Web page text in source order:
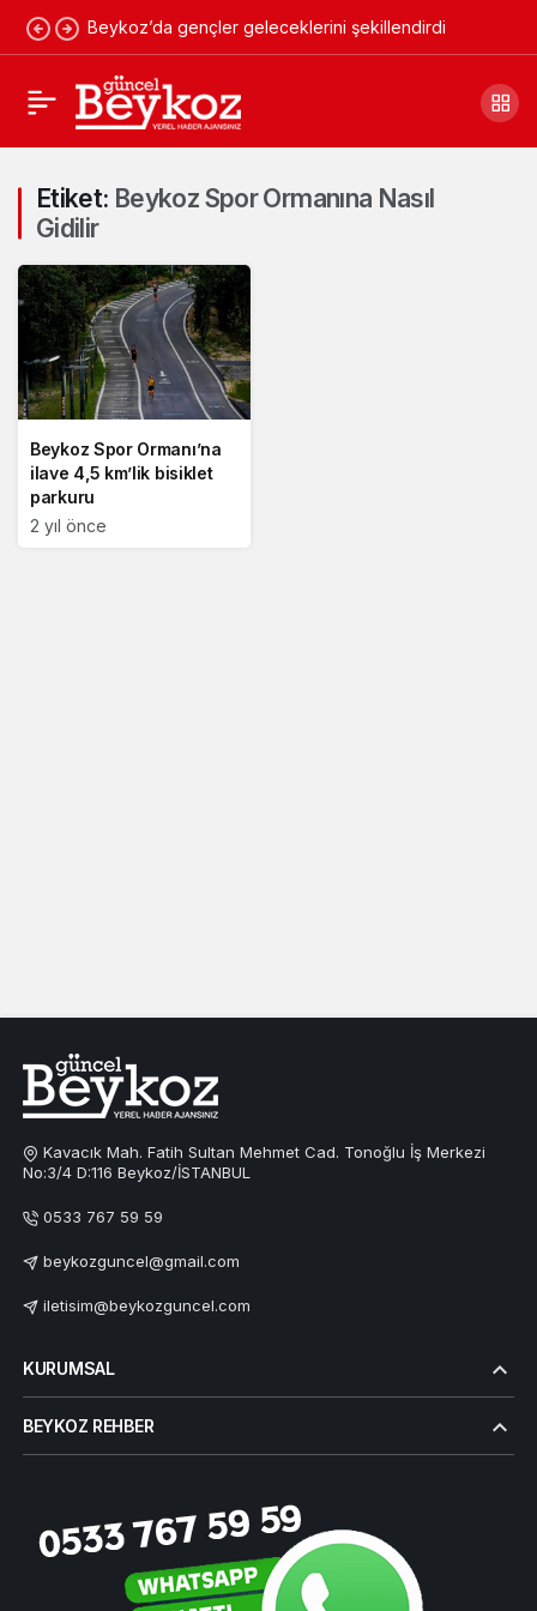
Beykoz’da gençler geleceklerini şekillendirdi
Etiket: Beykoz Spor Ormanına Nasıl
Gidilir
Beykoz Spor Ormanı’na
ilave 4,5 km’lik bisiklet
parkuru
2 yıl önce
Kavacık Mah. Fatih Sultan Mehmet Cad. Tonoğlu İş Merkezi
No:3/4 D:116 Beykoz/İSTANBUL
0533 767 59 59
beykozguncel@gmail.com
iletisim@beykozguncel.com
KURUMSAL
BEYKOZ REHBER